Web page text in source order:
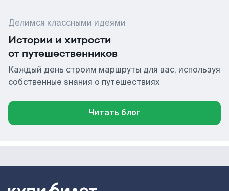
Делимся классными идеями
Истории и хитрости
от путешественников
Каждый день строим маршруты для вас, используя
собственные знания о путешествиях
Читать блог